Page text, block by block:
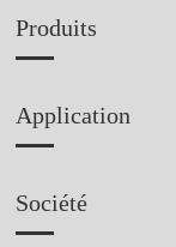
Produits
Application
Société